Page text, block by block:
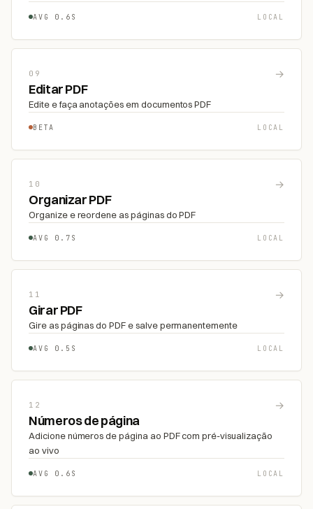
AVG 0.6S LOCAL
09 →
Editar PDF
Edite e faça anotações em documentos PDF
BETA LOCAL
10 →
Organizar PDF
Organize e reordene as páginas do PDF
AVG 0.7S LOCAL
11 →
Girar PDF
Gire as páginas do PDF e salve permanentemente
AVG 0.5S LOCAL
12 →
Números de página
Adicione números de página ao PDF com pré-visualização
ao vivo
AVG 0.6S LOCAL